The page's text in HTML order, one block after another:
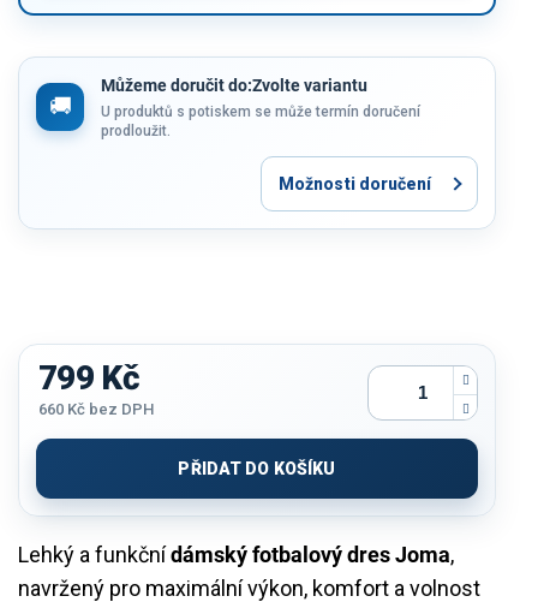
Můžeme doručit do:Zvolte variantu
U produktů s potiskem se může termín doručení
prodloužit.
Možnosti doručení
Lehký a funkčnídámský fotbalový dres Joma,
navržený pro maximální výkon, komfort a volnost
799 Kč
660 Kč bez DPH
cena:
PŘIDAT DO KOŠÍKU